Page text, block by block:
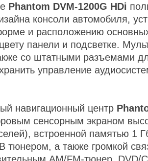
Phantom DVM-1200G HDi
консоли автомобиля,
и расположению
панели и подсветке.
со штатными разъемами
управление
навигационный центр
сенсорным экраном
встроенной памятью 1
тюнером, а также громкой